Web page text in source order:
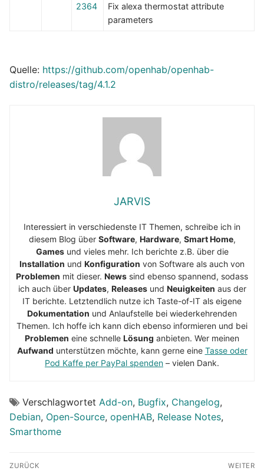
2364
Fix alexa thermostat attribute
parameters
Quelle: https://github.com/openhab/openhab-
distro/releases/tag/4.1.2
JARVIS
Interessiert in verschiedenste IT Themen, schreibe ich in
diesem Blog über Software, Hardware, Smart Home,
Gamesund vieles mehr. Ich berichte z.B. über die
Installation und Konfiguration von Software als auch von
Problemen mit dieser. News sind ebenso spannend, sodass
ich auch über Updates, Releasesund Neuigkeiten aus der
IT berichte. Letztendlich nutze ich Taste-of-IT als eigene
Dokumentation und Anlaufstelle bei wiederkehrenden
Themen. Ich hoffe ich kann dich ebenso informieren und bei
Problemen eine schnelle Lösung anbieten. Wer meinen
Aufwand unterstützen möchte, kann gerne eine Tasse oder
Pod Kaffe per PayPal spenden – vielen Dank.
Verschlagwortet Add-on, Bugfix, Changelog,
Debian, Open-Source, openHAB, Release Notes,
Smarthome
Beitragsnavigation
ZURÜCK WEITER